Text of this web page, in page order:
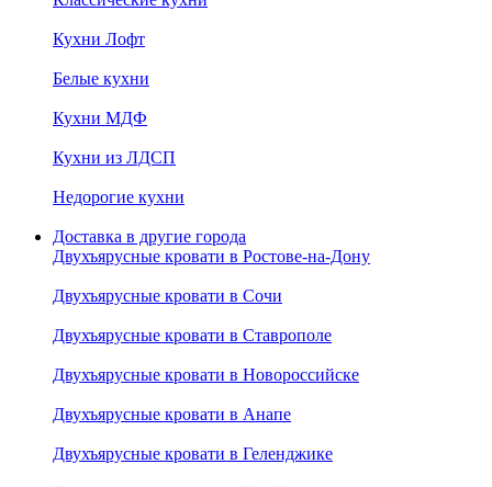
Кухни Лофт
Белые кухни
Кухни МДФ
Кухни из ЛДСП
Недорогие кухни
Доставка в другие города
Двухъярусные кровати в Ростове-на-Дону
Двухъярусные кровати в Сочи
Двухъярусные кровати в Ставрополе
Двухъярусные кровати в Новороссийске
Двухъярусные кровати в Анапе
Двухъярусные кровати в Геленджике